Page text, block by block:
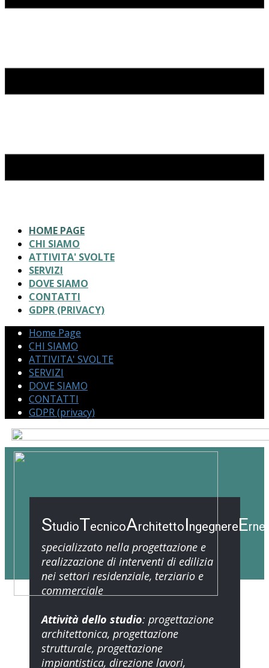
HOME PAGE
CHI SIAMO
ATTIVITA' SVOLTE
SERVIZI
DOVE SIAMO
CONTATTI
GDPR (PRIVACY)
Home Page
CHI SIAMO
ATTIVITA' SVOLTE
SERVIZI
DOVE SIAMO
CONTATTI
GDPR (privacy)
StudioTecnicoArchitettoIngegnereE
specializzato nella progettazione e
realizzazione di interventi di edilizia
nei settori residenziale, terziario e
commerciale
Attività dello studio: progettazione
architettonica, progettazione
strutturale, progettazione
impiantistica, direzione lavori,